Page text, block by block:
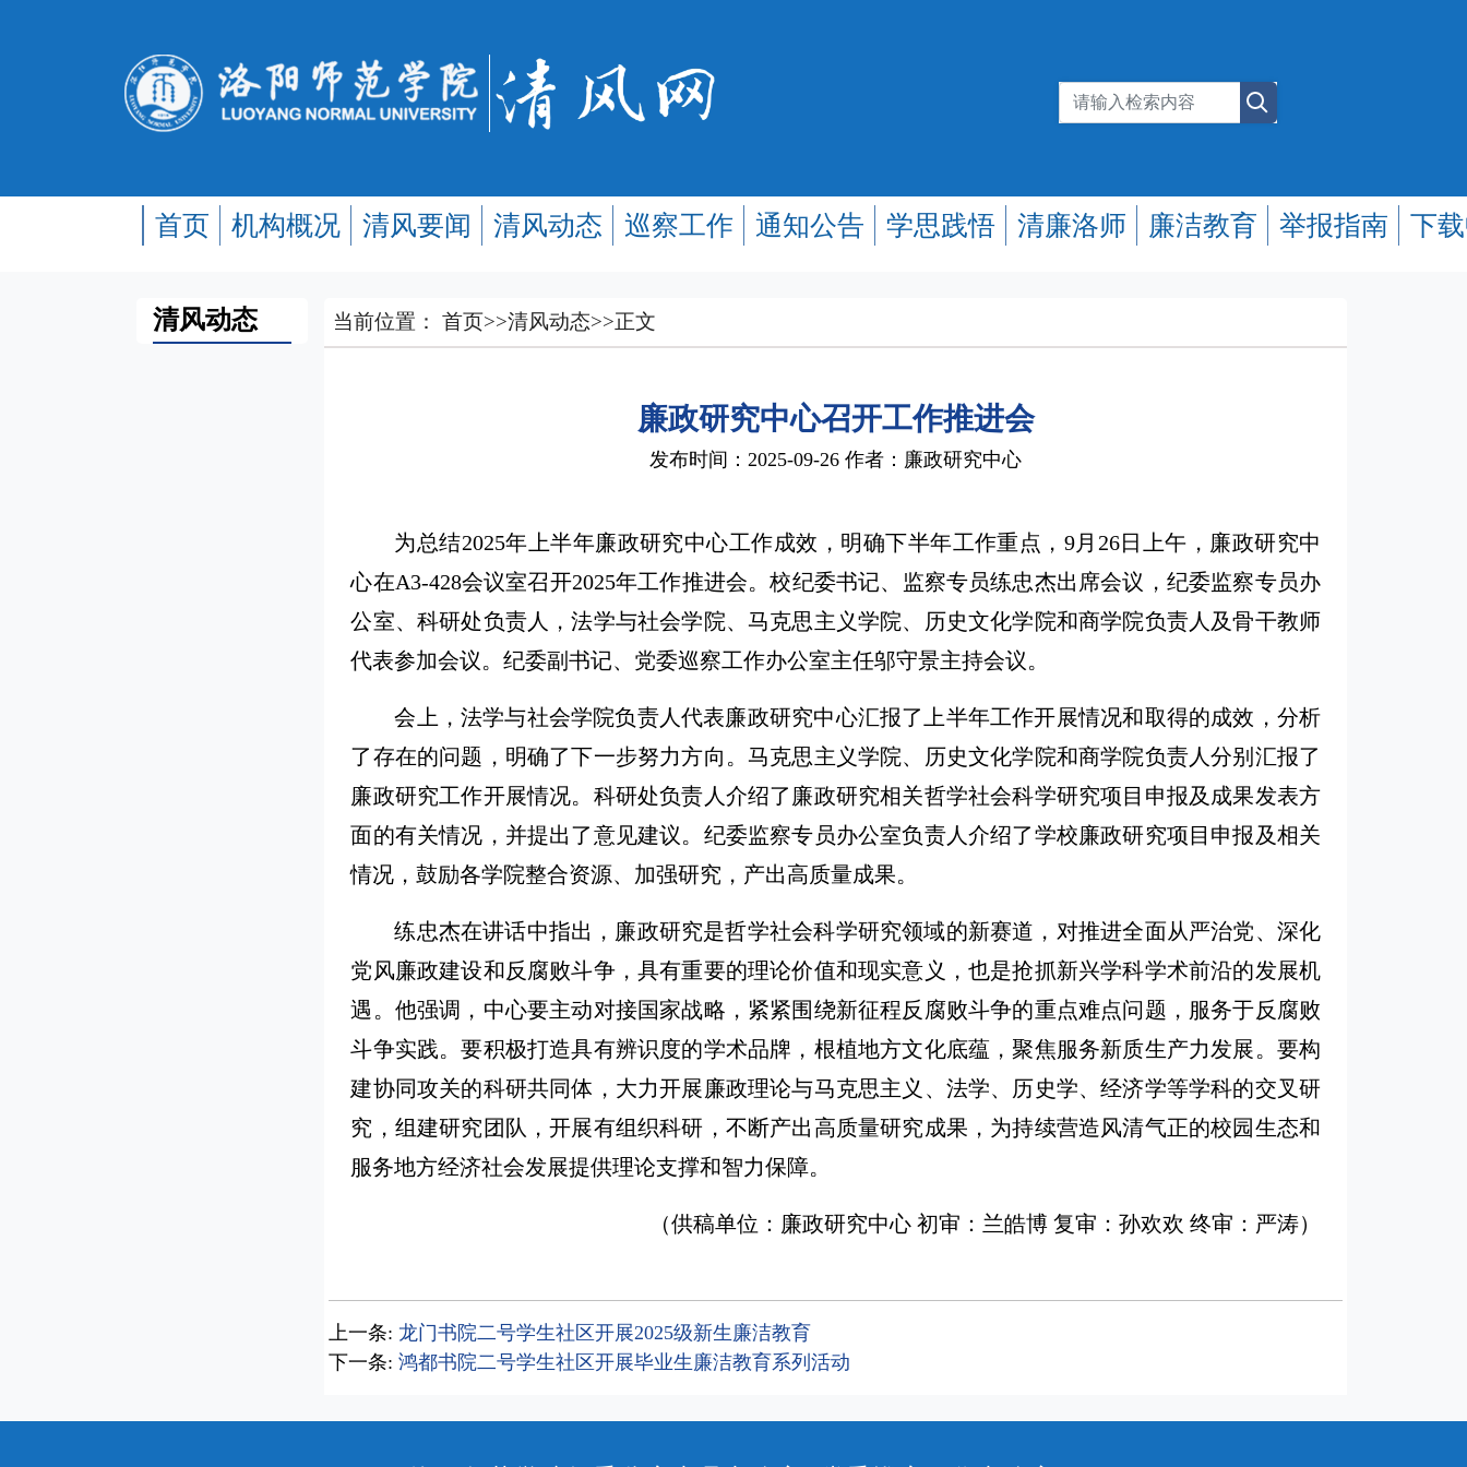
首页 机构概况 清风要闻 清风动态 巡察工作 通知公告 学思践悟 清廉洛师 廉洁教育 举报指南 下
清风动态 当前位置：首页>>清风动态>>正文
廉政研究中心召开工作推进会
发布时间：2025-09-26 作者：廉政研究中心
为总结2025年上半年廉政研究中心工作成效，明确下半年工作重点，9月26日上午，廉政研究中
心在A3-428会议室召开2025年工作推进会。校纪委书记、监察专员练忠杰出席会议，纪委监察专员办
公室、科研处负责人，法学与社会学院、马克思主义学院、历史文化学院和商学院负责人及骨干教师
代表参加会议。纪委副书记、党委巡察工作办公室主任邬守景主持会议。
会上，法学与社会学院负责人代表廉政研究中心汇报了上半年工作开展情况和取得的成效，分析
了存在的问题，明确了下一步努力方向。马克思主义学院、历史文化学院和商学院负责人分别汇报了
廉政研究工作开展情况。科研处负责人介绍了廉政研究相关哲学社会科学研究项目申报及成果发表方
面的有关情况，并提出了意见建议。纪委监察专员办公室负责人介绍了学校廉政研究项目申报及相关
情况，鼓励各学院整合资源、加强研究，产出高质量成果。
练忠杰在讲话中指出，廉政研究是哲学社会科学研究领域的新赛道，对推进全面从严治党、深化
党风廉政建设和反腐败斗争，具有重要的理论价值和现实意义，也是抢抓新兴学科学术前沿的发展机
遇。他强调，中心要主动对接国家战略，紧紧围绕新征程反腐败斗争的重点难点问题，服务于反腐败
斗争实践。要积极打造具有辨识度的学术品牌，根植地方文化底蕴，聚焦服务新质生产力发展。要构
建协同攻关的科研共同体，大力开展廉政理论与马克思主义、法学、历史学、经济学等学科的交叉研
究，组建研究团队，开展有组织科研，不断产出高质量研究成果，为持续营造风清气正的校园生态和
服务地方经济社会发展提供理论支撑和智力保障。
（供稿单位：廉政研究中心 初审：兰皓博 复审：孙欢欢 终审：严涛）
上一条: 龙门书院二号学生社区开展2025级新生廉洁教育
下一条:鸿都书院二号学生社区开展毕业生廉洁教育系列活动